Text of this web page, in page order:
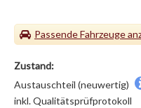
Passende Fahrzeuge
Zustand:
Austauschteil (neuwertig)
inkl. Qualitätsprüfprotokoll